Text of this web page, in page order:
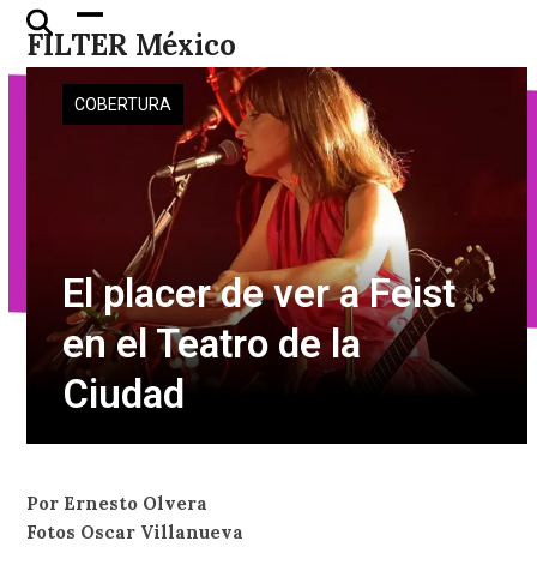
Skip
content
FILTER México
Open
mobile
menu
Close
mobile
menu
COBERTURA
El placer de ver a Feist
en el Teatro de la
Ciudad
Por Ernesto Olvera
Fotos Oscar Villanueva